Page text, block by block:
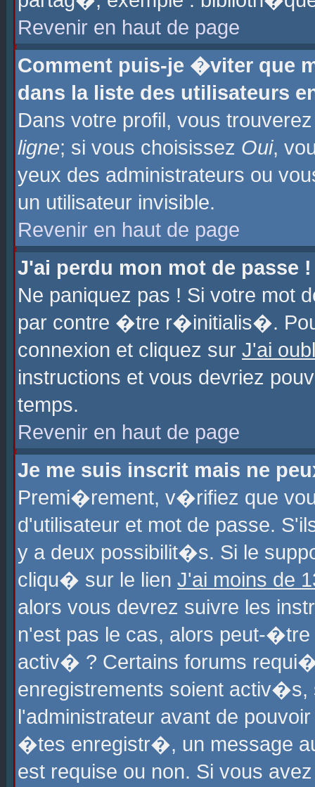
Revenir en haut de page
Comment puis-je �viter que
dans la liste des utilisateurs
Dans votre profil, vous
ligne; si vous choisissez Oui,
yeux des administrateurs ou
un utilisateur invisible.
Revenir en haut de page
J'ai perdu mon mot de passe !
Ne paniquez pas ! Si votre
par contre �tre r�initialis�.
connexion et cliquez sur J'ai
instructions et vous devriez
temps.
Revenir en haut de page
Je me suis inscrit mais ne
Premi�rement, v�rifiez que
d'utilisateur et mot de passe.
y a deux possibilit�s. Si le
cliqu� sur le lien J'ai moins de
alors vous devrez suivre les
n'est pas le cas, alors peut-
activ� ? Certains forums
enregistrements soient
l'administrateur avant de
�tes enregistr�, un message
est requise ou non. Si vous